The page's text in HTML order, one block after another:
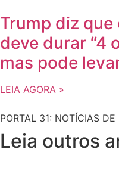
Trump diz
deve durar “4
mas pode
LEIA AGORA »
PORTAL 31: NOTÍCIAS
Leia outros